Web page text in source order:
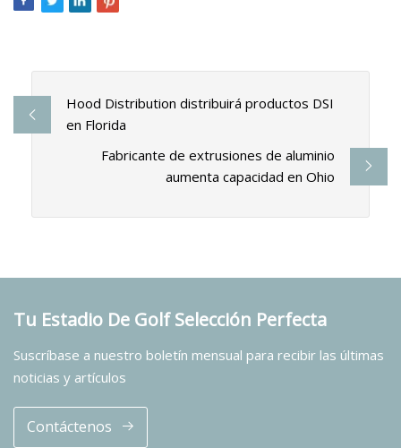
Hood Distribution distribuirá productos DSI
en Florida
Fabricante de extrusiones de aluminio
aumenta capacidad en Ohio
Tu Estadio De Golf Selección Perfecta
Suscríbase a nuestro boletín mensual para recibir las últimas
noticias y artículos
Contáctenos